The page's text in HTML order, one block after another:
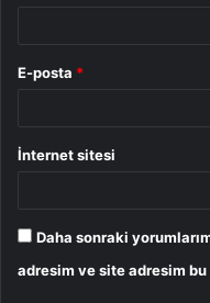
E-posta *
İnternet sitesi
Daha sonraki
adresim ve site adresim